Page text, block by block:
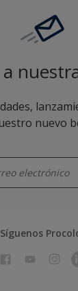
nuevo
Síguenos